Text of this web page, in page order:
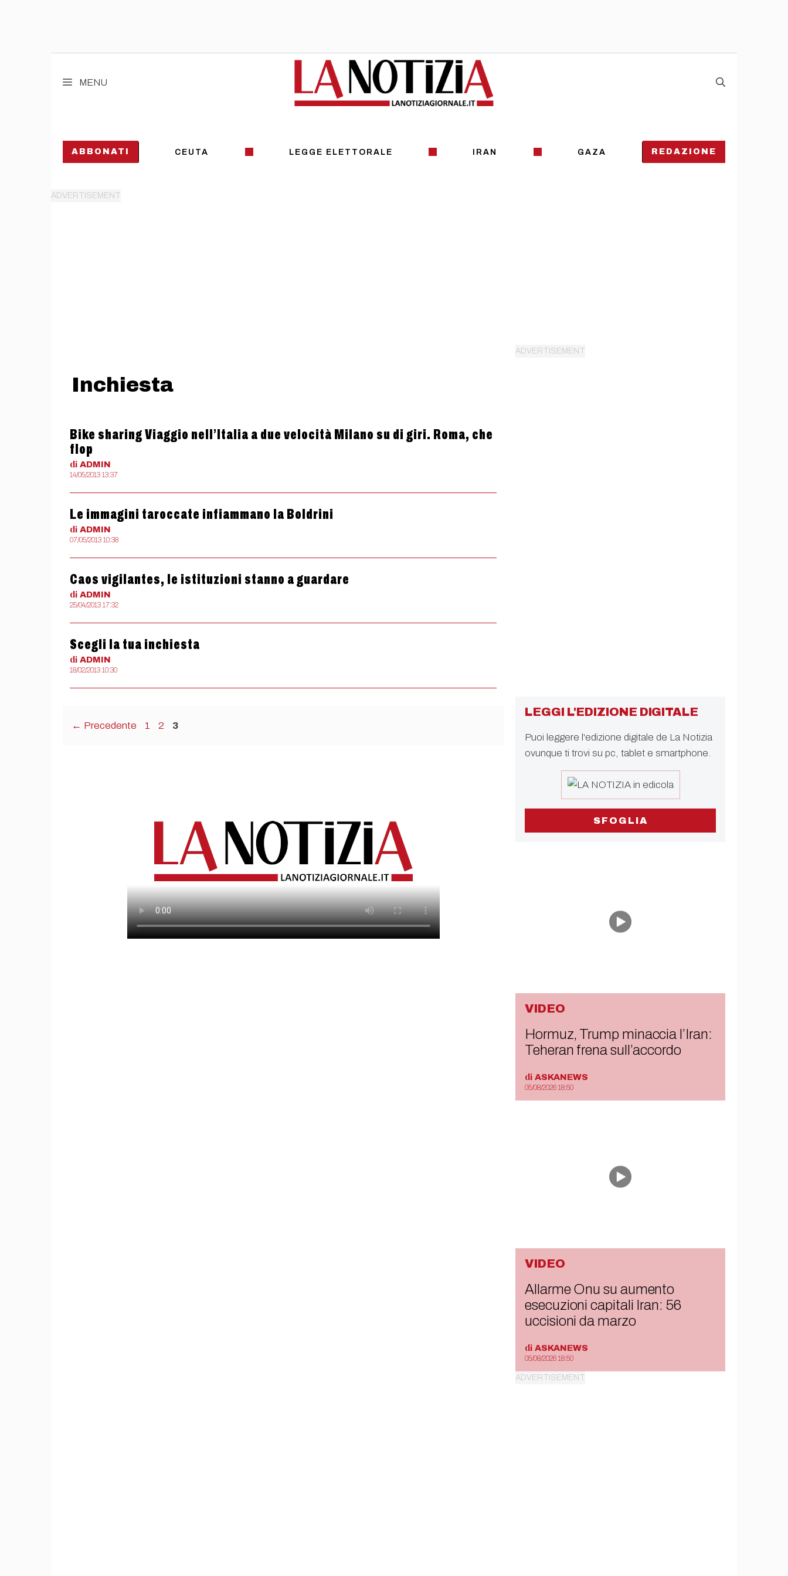
MENU
ABBONATI CEUTA LEGGE ELETTORALE IRAN GAZA REDAZIONE
Inchiesta
Bike sharing Viaggio nell’Italia a due velocità Milano su di giri. Roma, che
flop
di ADMIN
14/05/2013 13:37
Le immagini taroccate infiammano la Boldrini
di ADMIN
07/05/2013 10:38
Caos vigilantes, le istituzioni stanno a guardare
di ADMIN
25/04/2013 17:32
Scegli la tua inchiesta
di ADMIN
18/02/2013 10:30
← Precedente Pagina
1 Pagina
2 Pagina
3
LEGGI L'EDIZIONE DIGITALE
Puoi leggere l'edizione digitale de La Notizia
ovunque ti trovi su pc, tablet e smartphone.
SFOGLIA
VIDEO
Hormuz, Trump minaccia l’Iran:
Teheran frena sull’accordo
di ASKANEWS
05/08/2026 18:50
VIDEO
Allarme Onu su aumento
esecuzioni capitali Iran: 56
uccisioni da marzo
di ASKANEWS
05/08/2026 18:50